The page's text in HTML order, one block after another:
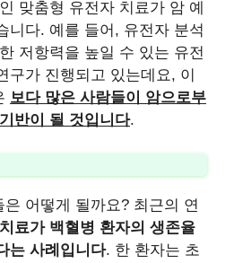
맞춤형 유전자 치료가 암 예
니다. 예를 들어, 유전자 분석
저항력을 높일 수 있는 유전
구가 진행되고 있는데요, 이
보다 많은 사람들이 암으로부
반이 될 것입니다.
어떻게 될까요? 최근의 연
료가 백혈병 환자의 생존율
는 사례입니다. 한 환자는 초